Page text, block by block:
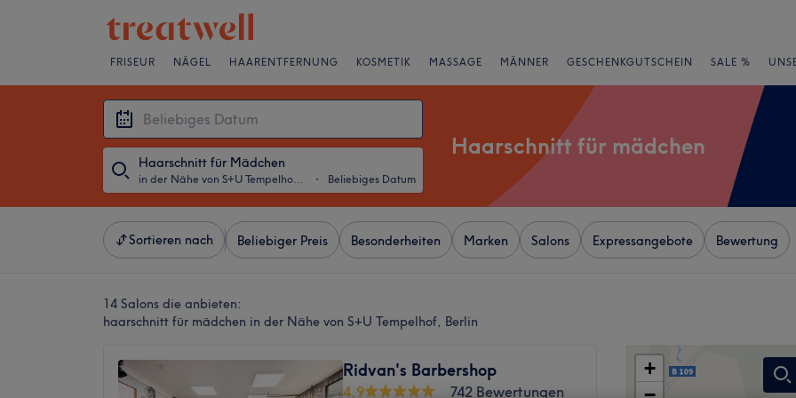
FRISEUR NÄGEL HAARENTFERNUNG KOSMETIK MASSAGE MÄNNER GESCHENKGUTSCHEIN SALE %
Haarschnitt für Mädchen
in der Nähe von S+U Tempelhof, Berlin ・ Beliebiges Datum
Haarschnitt für mädchen
Sortieren nach Beliebiger Preis Besonderheiten Marken Salons Expressangebote Bewertung
14 Salons die anbieten:
haarschnitt für mädchen in der Nähe von S+U Tempelhof, Berlin
Ridvan's Barbershop
4,9
742 Bewertungen
+